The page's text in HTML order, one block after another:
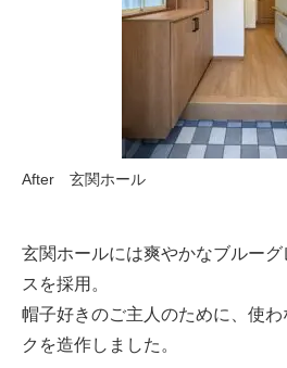
After 玄関ホール
玄関ホールには爽やかなブルー
スを採用。
帽子好きのご主人のために、使
クを造作しました。